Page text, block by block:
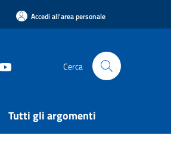
Accedi all'area personale
Cerca
Tutti gli argomenti